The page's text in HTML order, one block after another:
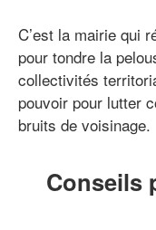
C’est la mairie qui
pour tondre la
collectivités
pouvoir pour lutter
bruits de voisinage.
Conseils